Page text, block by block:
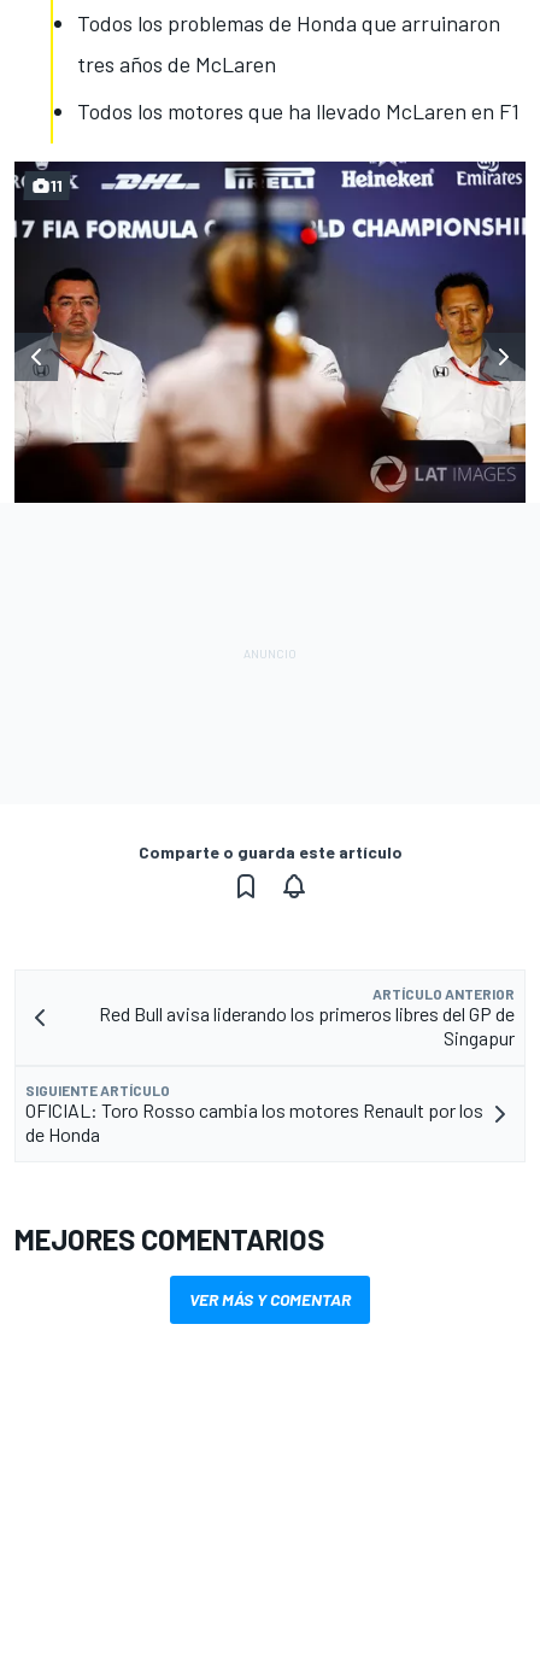
Todos los problemas de Honda que arruinaron
tres años de McLaren
Todos los motores que ha llevado McLaren en F1
11
Comparte o guarda este artículo
ARTÍCULO ANTERIOR
Red Bull avisa liderando los primeros libres del GP de
Singapur
SIGUIENTE ARTÍCULO
OFICIAL: Toro Rosso cambia los motores Renault por los
de Honda
MEJORES COMENTARIOS
VER MÁS Y COMENTAR